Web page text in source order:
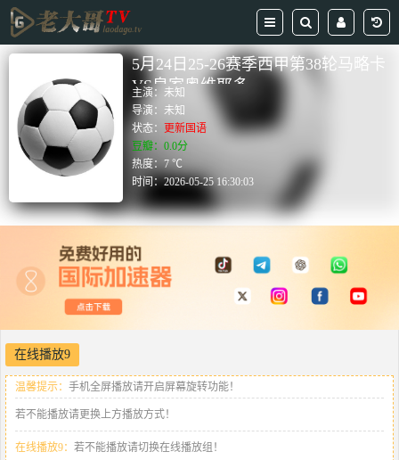
5月24日25-26赛季西甲第38轮马略卡
VS皇家奥维耶多
主演： 未知
导演：未知
状态： 更新国语
豆瓣：0.0分
热度：7 ℃
时间：2026-05-25 16:30:03
在线播放9
温馨提示： 手机全屏播放请开启屏幕旋转功能！
若不能播放请更换上方播放方式！
在线播放9： 若不能播放请切换在线播放组！